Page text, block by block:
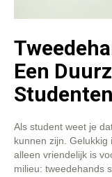
Een
Studenten
Als student weet je
kunnen zijn.
alleen vriendelijk is
milieu: tweedehands